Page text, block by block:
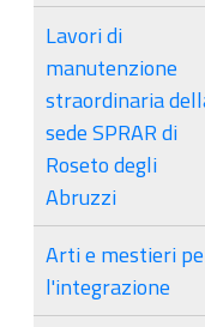
Lavori di
manutenzione
straordinaria
sede SPRAR di
Roseto degli
Abruzzi
Arti e mestieri
l'integrazione